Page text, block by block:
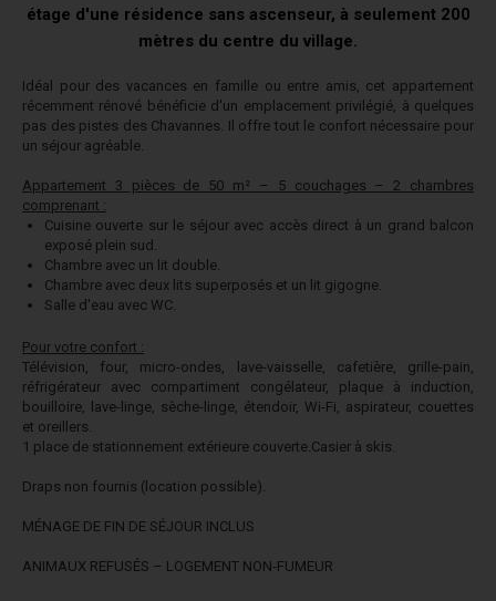
étage d'une résidence sans ascenseur, à seulement 200
mètres du centre du village.
Idéal pour des vacances en famille ou entre amis, cet appartement
récemment rénové bénéficie d'un emplacement privilégié, à quelques
pas des pistes des Chavannes. Il offre tout le confort nécessaire pour
un séjour agréable.
Appartement 3 pièces de 50 m² – 5 couchages – 2 chambres
comprenant :
Cuisine ouverte sur le séjour avec accès direct à un grand balcon
exposé plein sud.
Chambre avec un lit double.
Chambre avec deux lits superposés et un lit gigogne.
Salle d'eau avec WC.
Pour votre confort :
Télévision, four, micro-ondes, lave-vaisselle, cafetière, grille-pain,
réfrigérateur avec compartiment congélateur, plaque à induction,
bouilloire, lave-linge, sèche-linge, étendoir, Wi-Fi, aspirateur, couettes
et oreillers.
1 place de stationnement extérieure couverte.Casier à skis.
Draps non fournis (location possible).
MÉNAGE DE FIN DE SÉJOUR INCLUS
ANIMAUX REFUSÉS – LOGEMENT NON-FUMEUR